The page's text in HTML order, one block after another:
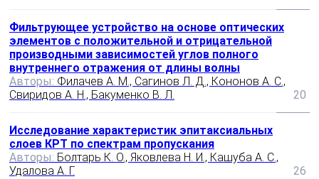
Фильтрующее устройство на основе оптических
элементов с положительной и отрицательной
производными зависимостей углов полного
внутреннего отражения от длины волны
Авторы: Филачев А. М., Сагинов Л. Д., Кононов А. С.,
Свиридов А. Н., Бакуменко В. Л.
20
Исследование характеристик эпитаксиальных
слоев КРТ по спектрам пропускания
Авторы: Болтарь К. О., Яковлева Н. И., Кашуба А. С.,
Удалова А. Г.
26